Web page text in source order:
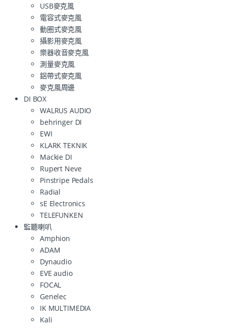
USB麥克風
電容式麥克風
動圈式麥克風
攝影用麥克風
樂器收音麥克風
測量麥克風
鋁帶式麥克風
麥克風周邊
DI BOX
WALRUS AUDIO
behringer DI
EWI
KLARK TEKNIK
Mackie DI
Rupert Neve
Pinstripe Pedals
Radial
sE Electronics
TELEFUNKEN
監聽喇叭
Amphion
ADAM
Dynaudio
EVE audio
FOCAL
Genelec
IK MULTIMEDIA
Kali